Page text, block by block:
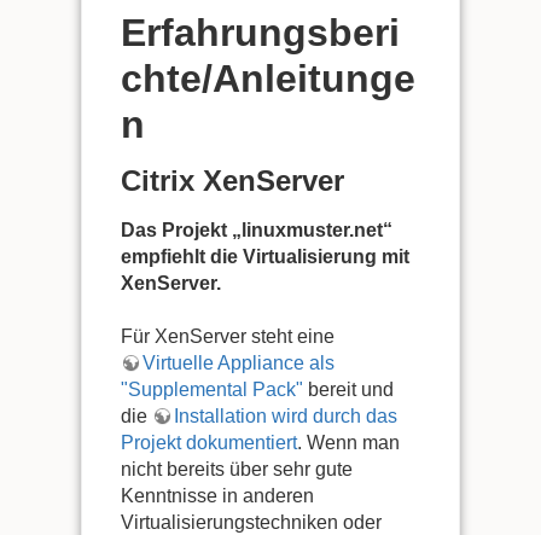
Erfahrungsberi
chte/Anleitunge
n
Citrix XenServer
Das Projekt „linuxmuster.net“
empfiehlt die Virtualisierung mit
XenServer.
Für XenServer steht eine
Virtuelle Appliance als
"Supplemental Pack" bereit und
die
Installation wird durch das
Projekt dokumentiert. Wenn man
nicht bereits über sehr gute
Kenntnisse in anderen
Virtualisierungstechniken oder